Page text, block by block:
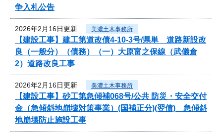
争入札公告
2026年2月16日更新 美濃土木事務所
【建設工事】建工第道改債4-10-3号/県単 道路新設改
良（一般分）（債務）（一）大原富之保線（武儀倉
2）道路改良工事
2026年2月16日更新 美濃土木事務所
【建設工事】砂工第急傾補068号/公共 防災・安全交付
金（急傾斜地崩壊対策事業）(国補正分)(翌債) 急傾斜
地崩壊防止施設工事